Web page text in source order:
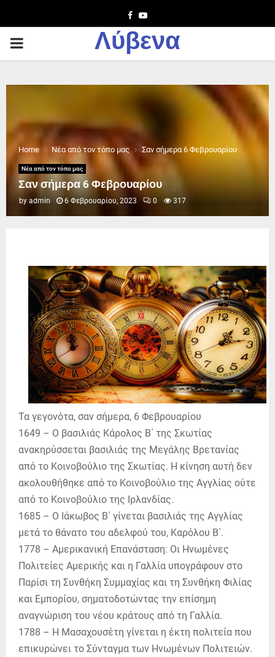
Facebook
Youtube
PRIMARY
Λύβενα
Home Νέα από τον τόπο μας Σαν σήμερα 6 Φεβρουαρίου
Νέα από τον τόπο μας
Σαν σήμερα 6 Φεβρουαρίου
by admin 6 Φεβρουαρίου, 2023 0 317
Τα γεγονότα, σαν σήμερα, 6 Φεβρουαρίου
1649 – Ο βασιλιάς Κάρολος Β΄ της Σκωτίας
ανακηρύσσεται βασιλιάς της Μεγάλης Βρετανίας
από το Κοινοβούλιο της Σκωτίας. Η κίνηση αυτή δεν
ακολουθήθηκε από το Κοινοβούλιο της Αγγλίας ούτε
από το Κοινοβούλιο της Ιρλανδίας.
1685 – Ο Ιάκωβος Β΄ γίνεται βασιλιάς της Αγγλίας
μετά το θάνατο του αδελφού του, Καρόλου Β΄.
1778 – Αμερικανική Επανάσταση: Οι Ηνωμένες
Πολιτείες Αμερικής και η Γαλλία υπογράφουν στο
Παρίσι τη Συνθήκη Συμμαχίας και τη Συνθήκη Φιλίας
και Εμπορίου, σηματοδοτώντας την επίσημη
αναγνώριση του νέου κράτους από τη Γαλλία.
1788 – Η Μασαχουσέτη γίνεται η έκτη πολιτεία που
επικυρώνει το Σύνταγμα των Ηνωμένων Πολιτειών.